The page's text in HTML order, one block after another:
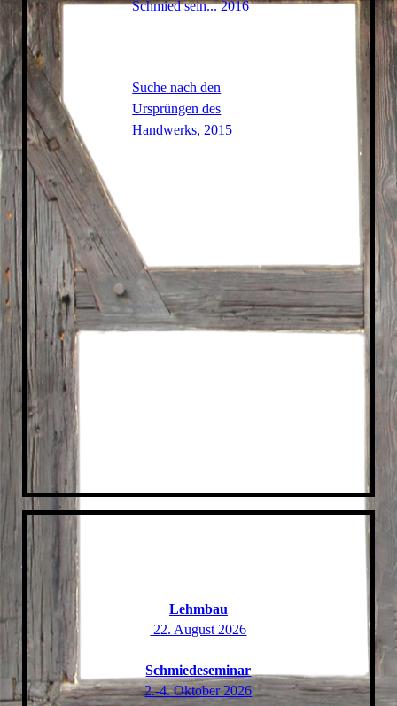
Schmied sein... 2016
Suche nach den
Ursprüngen des
Handwerks, 2015
Lehmbau
22. August 2026
Schmiedeseminar
2.-4. Oktober 2026